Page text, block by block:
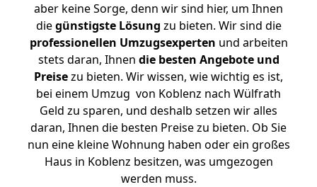
aber keine Sorge, denn wir sind hier, um Ihnen
diegünstigste Lösung zu bieten. Wir sind die
professionellen Umzugsexperten und arbeiten
stets daran, Ihnen die besten Angebote und
Preisezu bieten. Wir wissen, wie wichtig es ist,
bei einem Umzug von Koblenz nach Wülfrath
Geld zu sparen, und deshalb setzen wir alles
daran, Ihnen die besten Preise zu bieten. Ob Sie
nun eine kleine Wohnung haben oder ein großes
Haus in Koblenz besitzen, was umgezogen
werden muss.